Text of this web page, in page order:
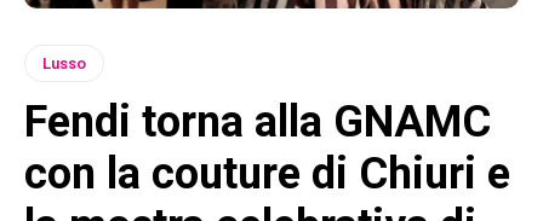
Lusso
Fendi torna alla GNAMC
con la couture di Chiuri e